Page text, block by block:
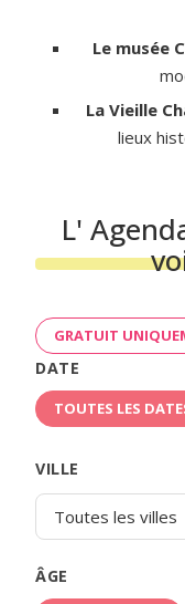
Le musée
La Vieille
lieux
L'
GRATUIT
DATE
TOUTES LES
VILLE
ÂGE